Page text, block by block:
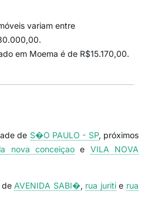
variam entre
em Moema é de R$15.170,00.
de S�O PAULO - SP, próximos
nova conceiçaoe VILA NOVA
deAVENIDA SABI�, rua juritie rua